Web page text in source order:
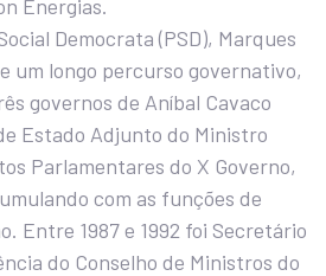
Energias.
Democrata (PSD), Marques
um longo percurso governativo,
governos de Aníbal Cavaco
Estado Adjunto do Ministro
Parlamentares do X Governo,
com as funções de
Entre 1987 e 1992 foi Secretário
do Conselho de Ministros do